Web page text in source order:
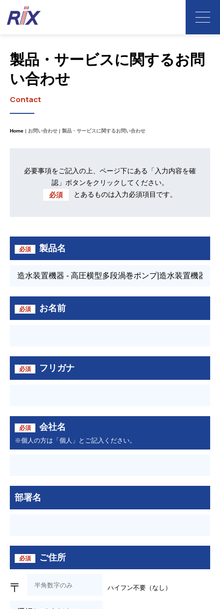
Home お問い合わせ 製品・サービスに関するお問い合わせ
製品・サービスに関するお問
い合わせ
Contact
必要事項をご記入の上、ページ下にある「入力内容を確
認」ボタンをクリックしてください。
必須
とあるものは入力必須項目です。
必須 製品名
必須 お名前
必須 フリガナ
必須 会社名
※個人の方は「個人」とご記入ください。
部署名
必須 ご住所
〒 ハイフン不要（なし）